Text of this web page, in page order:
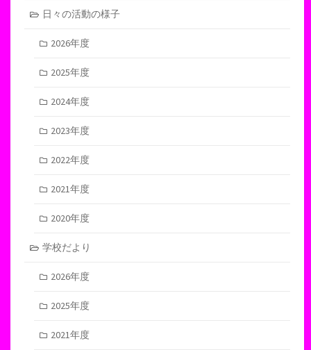
日々の活動の様子
2026年度
2025年度
2024年度
2023年度
2022年度
2021年度
2020年度
学校だより
2026年度
2025年度
2021年度